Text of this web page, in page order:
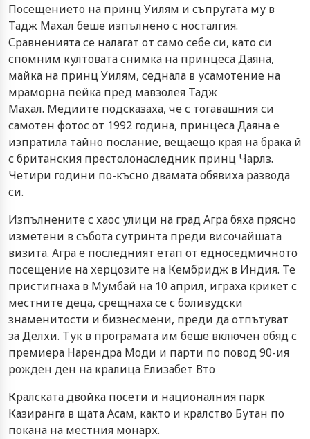
Посещението на принц Уилям и съпругата му в
Тадж Махал беше изпълнено с носталгия.
Сравненията се налагат от само себе си, като си
спомним култовата снимка на принцеса Даяна,
майка на принц Уилям, седнала в усамотение на
мраморна пейка пред мавзолея Тадж
Махал. Медиите подсказаха, че с тогавашния си
самотен фотос от 1992 година, принцеса Даяна е
изпратила тайно послание, вещаещо края на брака й
с британския престолонаследник принц Чарлз.
Четири години по-късно двамата обявиха развода
си.
Изпълнените с хаос улици на град Агра бяха прясно
изметени в събота сутринта преди височайшата
визита. Агра е последният етап от едноседмичното
посещение на херцозите на Кембридж в Индия. Те
пристигнаха в Мумбай на 10 април, играха крикет с
местните деца, срещнаха се с боливудски
знаменитости и бизнесмени, преди да отпътуват
за Делхи. Тук в програмата им беше включен обяд с
премиера Нарендра Моди и парти по повод 90-ия
рожден ден на кралица Елизабет Вто
Кралската двойка посети и националния парк
Казиранга в щата Асам, както и кралство Бутан по
покана на местния монарх.